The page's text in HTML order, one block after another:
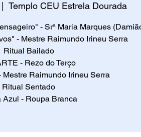
Templo CEU Estrela Dourada
- Srª Maria Marques
- Mestre Raimundo Irineu Serra
Ritual Bailado
- Rezo do Terço
Mestre Raimundo Irineu Serra
Ritual Sentado
Azul - Roupa Branca